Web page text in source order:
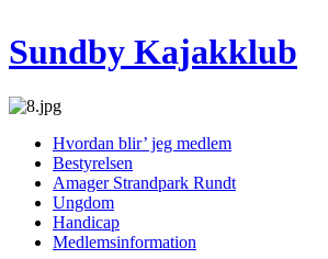
Sundby Kajakklub
Hvordan blir’ jeg medlem
Bestyrelsen
Amager Strandpark Rundt
Ungdom
Handicap
Medlemsinformation